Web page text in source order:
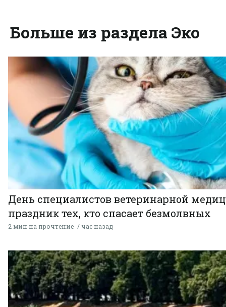
Больше из раздела Эко
День специалистов ветеринарной
праздник тех, кто спасает безмолвных
2 мин на прочтение час назад